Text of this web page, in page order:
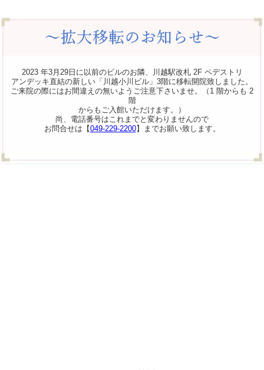
2023 年3月29日に以前のビルのお隣、川越駅改札 2F ペデストリ
アンデッキ直結の新しい「川越小川ビル」3階に移転開院致しました。
ご来院の際にはお間違えの無いようご注意下さいませ。（1 階からも 2
階
からもご入館いただけます。）
尚、電話番号はこれまでと変わりませんので
お問合せは【049-229-2200】までお願い致します。